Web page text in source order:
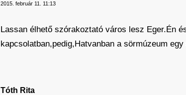
2015. február 11. 11:13
Lassan élhető szórakoztató város lesz Eger.Én
kapcsolatban,pedig,Hatvanban a sörmúzeum
Tóth Rita